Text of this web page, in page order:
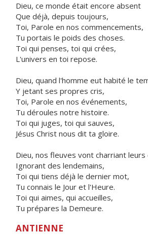
Dieu, ce monde était encore absent
Que déjà, depuis toujours,
Toi, Parole en nos commencements,
Tu portais le poids des choses.
Toi qui penses, toi qui crées,
L'univers en toi repose.
Dieu, quand l'homme eut habité le
Y jetant ses propres cris,
Toi, Parole en nos événements,
Tu déroules notre histoire.
Toi qui juges, toi qui sauves,
Jésus Christ nous dit ta gloire.
Dieu, nos fleuves vont charriant leurs
Ignorant des lendemains,
Toi qui tiens déjà le dernier mot,
Tu connais le Jour et l'Heure.
Toi qui aimes, qui accueilles,
Tu prépares la Demeure.
ANTIENNE